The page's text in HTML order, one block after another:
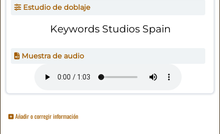
Estudio de doblaje
Keywords Studios Spain
Muestra de audio
Añadir o corregir información